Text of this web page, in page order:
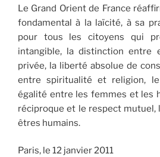
Le Grand Orient de France
fondamental à la laïcité, à sa
pour tous les citoyens qui
intangible, la distinction entre
privée, la liberté absolue de
entre spiritualité et religion,
égalité entre les femmes et les
réciproque et le respect mutuel,
êtres humains.
Paris, le 12 janvier 2011